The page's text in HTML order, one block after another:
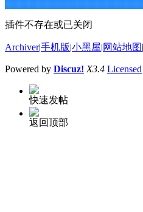
插件不存在或已关闭
Archiver|手机版 小黑屋 网站地图
Powered by Discuz! X3.4 Licensed
快速发帖
返回顶部